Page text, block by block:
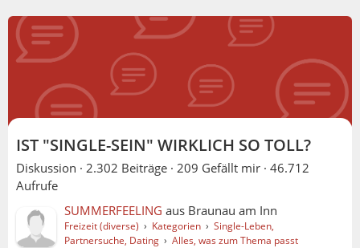
IST "SINGLE-SEIN" WIRKLICH SO TOLL?
Diskussion · 2.302 Beiträge · 209 Gefällt mir · 46.712
Aufrufe
SUMMERFEELING aus Braunau am Inn
Freizeit (diverse) › Kategorien › Single-Leben,
Partnersuche, Dating › Alles, was zum Thema passt